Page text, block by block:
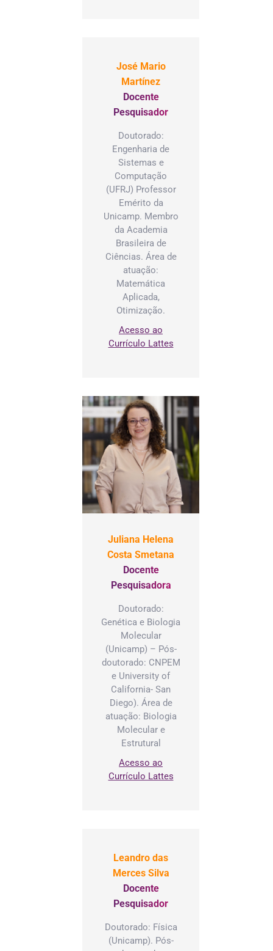
José Mario
Martínez
Docente
Pesquisador
Doutorado:
Engenharia de
Sistemas e
Computação
(UFRJ) Professor
Emérito da
Unicamp. Membro
da Academia
Brasileira de
Ciências. Área de
atuação:
Matemática
Aplicada,
Otimização.
Acesso ao
Currículo Lattes
Juliana Helena
Costa Smetana
Docente
Pesquisadora
Doutorado:
Genética e Biologia
Molecular
(Unicamp) – Pós-
doutorado: CNPEM
e University of
California- San
Diego). Área de
atuação: Biologia
Molecular e
Estrutural
Acesso ao
Currículo Lattes
Leandro das
Merces Silva
Docente
Pesquisador
Doutorado: Física
(Unicamp). Pós-